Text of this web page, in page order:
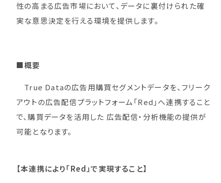
性の高まる広告市場において、データに裏付けられた確
実な意思決定を行える環境を提供します。
■概要
True Dataの広告用購買セグメントデータを、フリーク
アウトの広告配信プラットフォーム「Red」へ連携すること
で、購買データを活用した 広告配信・分析機能の提供が
可能となります。
【本連携により「Red」で実現すること】